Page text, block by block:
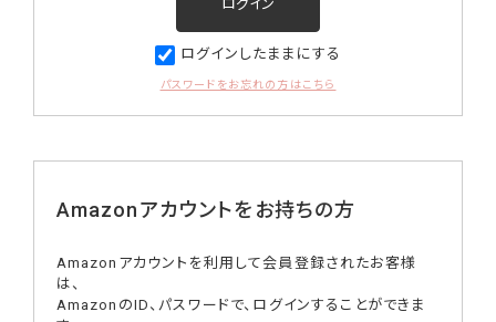
ログインしたままにする
パスワードをお忘れの方はこちら
Amazonアカウントをお持ちの方
Amazonアカウントを利用して会員登録されたお客様
は、
AmazonのID、パスワードで、ログインすることができま